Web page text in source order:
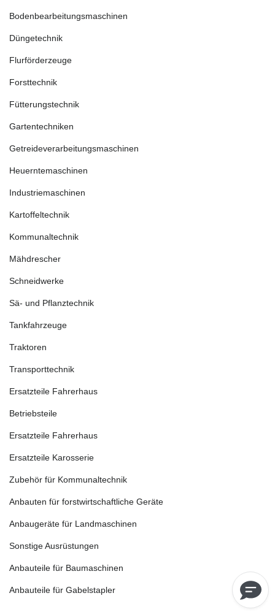
Bodenbearbeitungsmaschinen
Düngetechnik
Flurförderzeuge
Forsttechnik
Fütterungstechnik
Gartentechniken
Getreideverarbeitungsmaschinen
Heuerntemaschinen
Industriemaschinen
Kartoffeltechnik
Kommunaltechnik
Mähdrescher
Schneidwerke
Sä- und Pflanztechnik
Tankfahrzeuge
Traktoren
Transporttechnik
Ersatzteile Fahrerhaus
Betriebsteile
Ersatzteile Fahrerhaus
Ersatzteile Karosserie
Zubehör für Kommunaltechnik
Anbauten für forstwirtschaftliche Geräte
Anbaugeräte für Landmaschinen
Sonstige Ausrüstungen
Anbauteile für Baumaschinen
Anbauteile für Gabelstapler